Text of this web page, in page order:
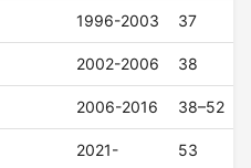
1996-2003 37
2002-2006 38
2006-2016 38–52
2021- 53